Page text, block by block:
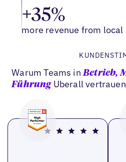
+35%
more revenue from local
Warum Teams inBetrieb,
FührungUberall vertrauen